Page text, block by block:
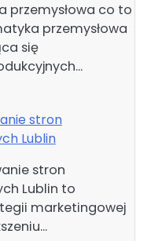
przemysłowa co to
przemysłowa
się
stron
Lublin
stron
Lublin to
marketingowej